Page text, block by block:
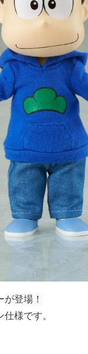
登場！
様です。